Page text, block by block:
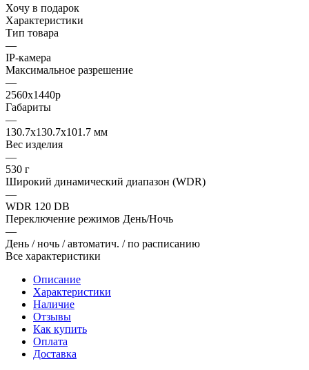
Хочу в подарок
Характеристики
Тип товара
—
IP-камера
Максимальное разрешение
—
2560x1440p
Габариты
—
130.7x130.7x101.7 мм
Вес изделия
—
530 г
Широкий динамический диапазон (WDR)
—
WDR 120 DB
Переключение режимов День/Ночь
—
День / ночь / автоматич. / по расписанию
Все характеристики
Описание
Характеристики
Наличие
Отзывы
Как купить
Оплата
Доставка